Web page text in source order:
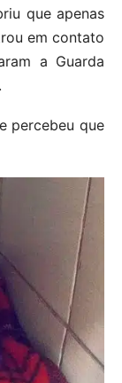
que apenas
em contato
a Guarda
percebeu que